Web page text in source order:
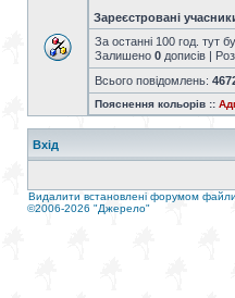
Зареєстровані
За останні 100 год. тут
Залишено 0 дописів |
Всього повідомлень:
Пояснення кольорів ::
Вхід
Видалити встановлені форумом
©2006-2026 "Джерело"